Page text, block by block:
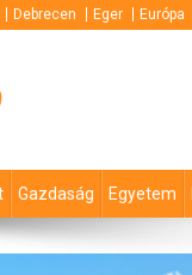
Debrecen Eger Európa
Gazdaság Egyetem